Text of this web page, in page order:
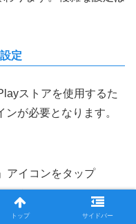
定
ストアを使用するた
が必要となります。
アイコンをタップ
持っていない場合は
トップ サイドバー